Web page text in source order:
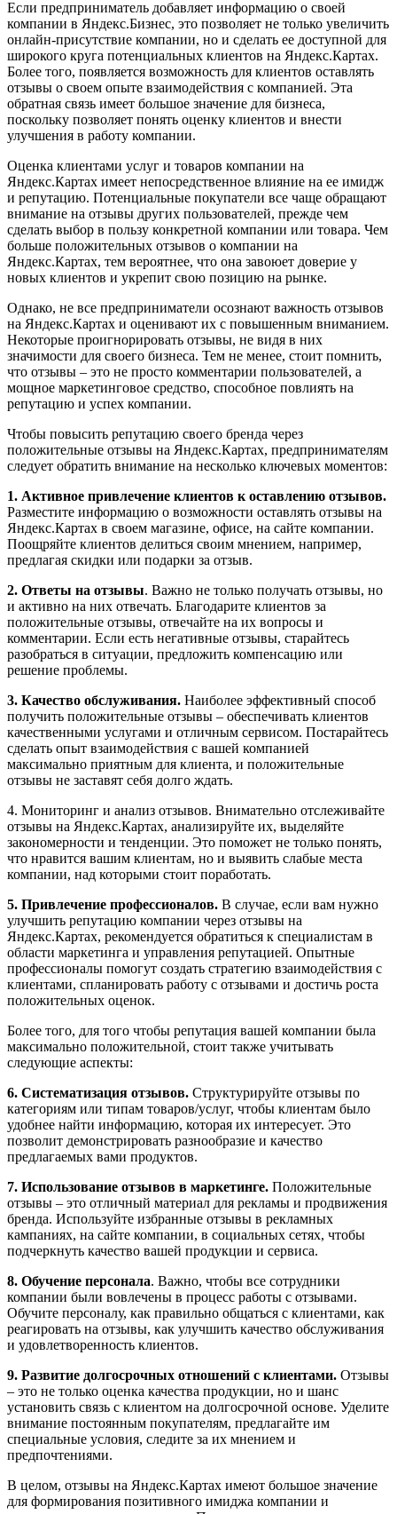
Если предприниматель добавляет информацию о своей
компании в Яндекс.Бизнес, это позволяет не только увеличить
онлайн-присутствие компании, но и сделать ее доступной для
широкого круга потенциальных клиентов на Яндекс.Картах.
Более того, появляется возможность для клиентов оставлять
отзывы о своем опыте взаимодействия с компанией. Эта
обратная связь имеет большое значение для бизнеса,
поскольку позволяет понять оценку клиентов и внести
улучшения в работу компании.
Оценка клиентами услуг и товаров компании на
Яндекс.Картах имеет непосредственное влияние на ее имидж
и репутацию. Потенциальные покупатели все чаще обращают
внимание на отзывы других пользователей, прежде чем
сделать выбор в пользу конкретной компании или товара. Чем
больше положительных отзывов о компании на
Яндекс.Картах, тем вероятнее, что она завоюет доверие у
новых клиентов и укрепит свою позицию на рынке.
Однако, не все предприниматели осознают важность отзывов
на Яндекс.Картах и оценивают их с повышенным вниманием.
Некоторые проигнорировать отзывы, не видя в них
значимости для своего бизнеса. Тем не менее, стоит помнить,
что отзывы – это не просто комментарии пользователей, а
мощное маркетинговое средство, способное повлиять на
репутацию и успех компании.
Чтобы повысить репутацию своего бренда через
положительные отзывы на Яндекс.Картах, предпринимателям
следует обратить внимание на несколько ключевых моментов:
1. Активное привлечение клиентов к оставлению отзывов.
Разместите информацию о возможности оставлять отзывы на
Яндекс.Картах в своем магазине, офисе, на сайте компании.
Поощряйте клиентов делиться своим мнением, например,
предлагая скидки или подарки за отзыв.
2. Ответы на отзывы. Важно не только получать отзывы, но
и активно на них отвечать. Благодарите клиентов за
положительные отзывы, отвечайте на их вопросы и
комментарии. Если есть негативные отзывы, старайтесь
разобраться в ситуации, предложить компенсацию или
решение проблемы.
3. Качество обслуживания. Наиболее эффективный способ
получить положительные отзывы – обеспечивать клиентов
качественными услугами и отличным сервисом. Постарайтесь
сделать опыт взаимодействия с вашей компанией
максимально приятным для клиента, и положительные
отзывы не заставят себя долго ждать.
4. Мониторинг и анализ отзывов. Внимательно отслеживайте
отзывы на Яндекс.Картах, анализируйте их, выделяйте
закономерности и тенденции. Это поможет не только понять,
что нравится вашим клиентам, но и выявить слабые места
компании, над которыми стоит поработать.
5. Привлечение профессионалов. В случае, если вам нужно
улучшить репутацию компании через отзывы на
Яндекс.Картах, рекомендуется обратиться к специалистам в
области маркетинга и управления репутацией. Опытные
профессионалы помогут создать стратегию взаимодействия с
клиентами, спланировать работу с отзывами и достичь роста
положительных оценок.
Более того, для того чтобы репутация вашей компании была
максимально положительной, стоит также учитывать
следующие аспекты:
6. Систематизация отзывов. Структурируйте отзывы по
категориям или типам товаров/услуг, чтобы клиентам было
удобнее найти информацию, которая их интересует. Это
позволит демонстрировать разнообразие и качество
предлагаемых вами продуктов.
7. Использование отзывов в маркетинге. Положительные
отзывы – это отличный материал для рекламы и продвижения
бренда. Используйте избранные отзывы в рекламных
кампаниях, на сайте компании, в социальных сетях, чтобы
подчеркнуть качество вашей продукции и сервиса.
8. Обучение персонала. Важно, чтобы все сотрудники
компании были вовлечены в процесс работы с отзывами.
Обучите персоналу, как правильно общаться с клиентами, как
реагировать на отзывы, как улучшить качество обслуживания
и удовлетворенность клиентов.
9. Развитие долгосрочных отношений с клиентами. Отзывы
– это не только оценка качества продукции, но и шанс
установить связь с клиентом на долгосрочной основе. Уделите
внимание постоянным покупателям, предлагайте им
специальные условия, следите за их мнением и
предпочтениями.
В целом, отзывы на Яндекс.Картах имеют большое значение
для формирования позитивного имиджа компании и